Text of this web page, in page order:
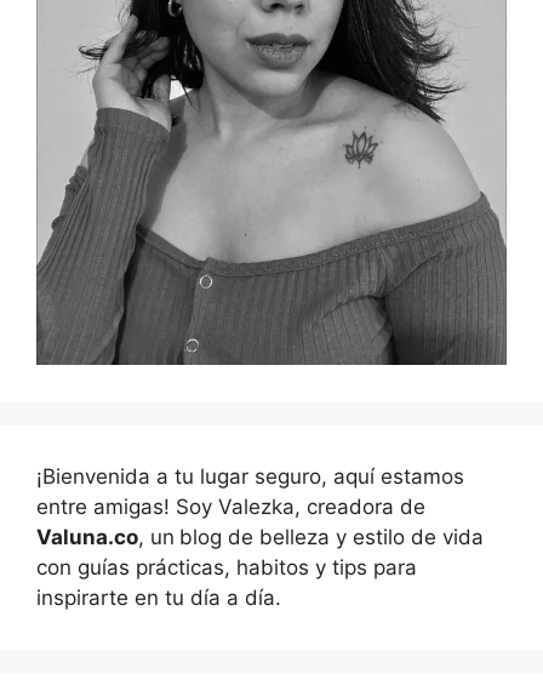
¡Bienvenida a tu lugar seguro, aquí estamos
entre amigas! Soy Valezka, creadora de
Valuna.co, un blog de belleza y estilo de vida
con guías prácticas, habitos y tips para
inspirarte en tu día a día.